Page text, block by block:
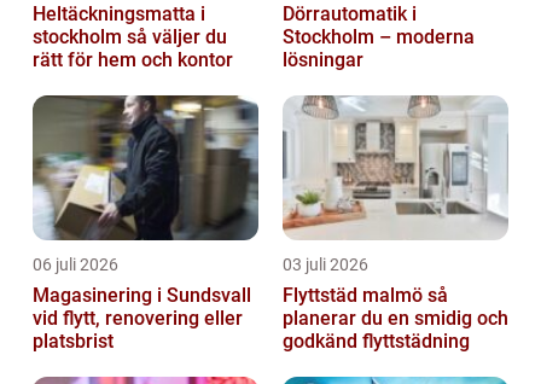
Heltäckningsmatta i
stockholm så väljer du
rätt för hem och kontor
Dörrautomatik i
Stockholm – moderna
lösningar
06 juli 2026
Magasinering i Sundsvall
vid flytt, renovering eller
platsbrist
03 juli 2026
Flyttstäd malmö så
planerar du en smidig och
godkänd flyttstädning